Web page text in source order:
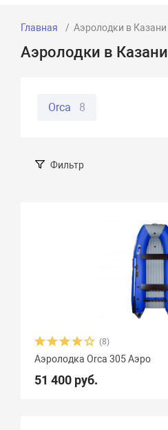
Главная Аэролодки в Казани
Аэролодки в Казани
Orca 8
Фильтр
Длина кокпита, см
(8)
Аэролодка Orca 305 Аэро
51 400 руб.